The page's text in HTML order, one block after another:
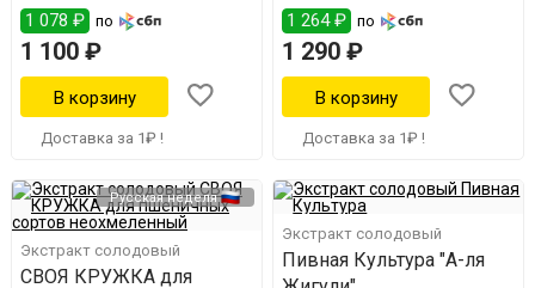
1 078 ₽ по
1 100 ₽
Доставка за 1₽ !
1 264 ₽ по
1 290 ₽
Доставка за 1₽ !
Русская неделя
Экстракт солодовый
СВОЯ КРУЖКА для
Экстракт солодовый
Пивная Культура "А-ля